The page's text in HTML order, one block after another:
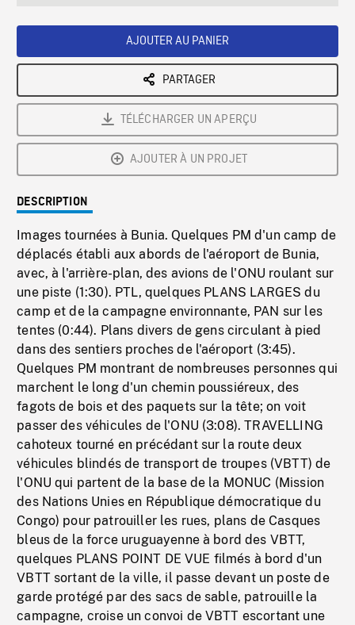
AJOUTER AU PANIER
PARTAGER
TÉLÉCHARGER UN APERÇU
AJOUTER À UN PROJET
DESCRIPTION
Images tournées à Bunia. Quelques PM d'un camp de
déplacés établi aux abords de l'aéroport de Bunia,
avec, à l'arrière-plan, des avions de l'ONU roulant sur
une piste (1:30). PTL, quelques PLANS LARGES du
camp et de la campagne environnante, PAN sur les
tentes (0:44). Plans divers de gens circulant à pied
dans des sentiers proches de l'aéroport (3:45).
Quelques PM montrant de nombreuses personnes qui
marchent le long d'un chemin poussiéreux, des
fagots de bois et des paquets sur la tête; on voit
passer des véhicules de l'ONU (3:08). TRAVELLING
cahoteux tourné en précédant sur la route deux
véhicules blindés de transport de troupes (VBTT) de
l'ONU qui partent de la base de la MONUC (Mission
des Nations Unies en République démocratique du
Congo) pour patrouiller les rues, plans de Casques
bleus de la force uruguayenne à bord des VBTT,
quelques PLANS POINT DE VUE filmés à bord d'un
VBTT sortant de la ville, il passe devant un poste de
garde protégé par des sacs de sable, patrouille la
campagne, croise un convoi de VBTT escortant une